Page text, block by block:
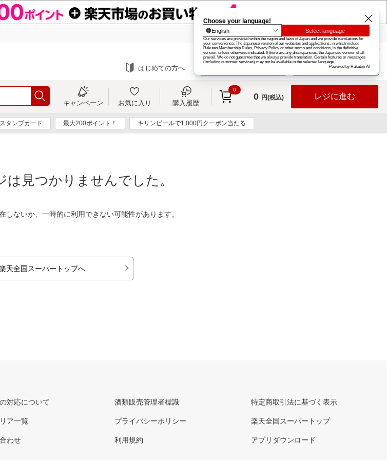
楽天グループ カード
お知らせ ヘルプ
はじめての方へ ログイン
キャンペーン お気に入り 購入履歴
0
0 円(税込) レジに進む
タンプカード 最大200ポイント！ キリンビールで1,000円クーポン当たる
は見つかりませんでした。
しないか、一時的に利用できない可能性があります。
天全国スーパートップへ
対応について
ア一覧
わせ
酒類販売管理者標識
プライバシーポリシー
利用規約
特定商取引法に基づく表示
楽天全国スーパートップ
アプリダウンロード